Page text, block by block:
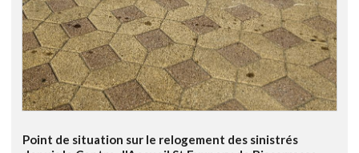
Point de situation sur le relogement des sinistrés